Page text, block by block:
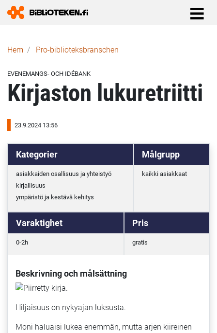
Länkstig
Hem Pro-biblioteks­branschen
EVENEMANGS- OCH IDÉBANK
Kirjaston lukuretriitti
23.9.2024 13:56
Kategorier
asiakkaiden osallisuus ja yhteistyö
kirjallisuus
ympäristö ja kestävä kehitys
Målgrupp
kaikki asiakkaat
Varaktighet
0-2h
Pris
gratis
Beskrivning och målsättning
Hiljaisuus on nykyajan luksusta.
Moni haluaisi lukea enemmän, mutta arjen kiireinen